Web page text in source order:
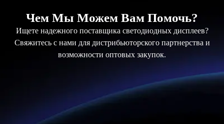
Чем Мы Можем Вам Помочь?
Ищете надежного поставщика светодиодных дисплеев?
Свяжитесь с нами для дистрибьюторского партнерства и
возможности оптовых закупок.